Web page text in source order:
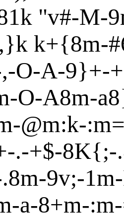
"v#-M-
k k+{8m-
,-O-A-9}+-
-O-A8m-a
-@m:k-:m
-.-+$-8K{;-
.8m-9v;-1m-
-a-8+m-:m-